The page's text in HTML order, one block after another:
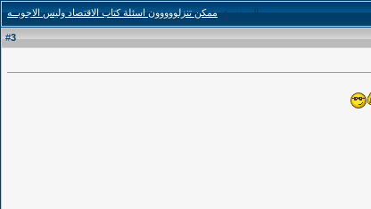
الموضوع:ممكن تنزلووووون اسئلة كتاب الاقتصاد وليس الاجوبــه
#
3